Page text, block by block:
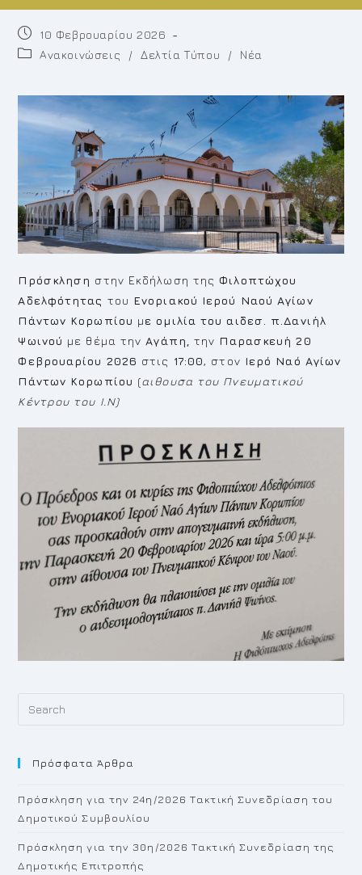
Post
published:
10 Φεβρουαρίου 2026
PostΑνακοινώσεις / Δελτία Τύπου / Νέα
Πρόσκληση στην Εκδήλωση τηςΦιλοπτώχου
Αδελφότητας του Ενοριακού Ιερού Ναού Αγίων
Πάντων Κορωπίου με ομιλία του αιδεσ. π.Δανιήλ
Ψωινού με θέμα την Αγάπη, την Παρασκευή 20
Φεβρουαρίου 2026 στις 17:00, στον Ιερό Ναό Αγίων
Πάντων Κορωπίου (αιθουσα του Πνευματικού
Κέντρου του Ι.Ν)
Πρόσφατα Άρθρα
Πρόσκληση για την 24η/2026 Τακτική Συνεδρίαση του
Δημοτικού Συμβουλίου
Πρόσκληση για την 30η/2026 Τακτική Συνεδρίαση της
Δημοτικής Επιτροπής